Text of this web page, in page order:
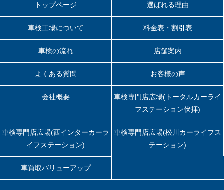
トップページ 選ばれる理由
車検工場について 料金表・割引表
車検の流れ 店舗案内
よくある質問 お客様の声
会社概要
車検専門店広場(トータルカーライ
フステーション伏拝)
車検専門店広場(西インターカーラ
イフステーション)
車検専門店広場(松川カーライフス
テーション)
車買取バリューアップ